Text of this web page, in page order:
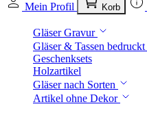
Mein Profil Korb
Gläser Gravur
Gläser & Tassen bedruckt
Geschenksets
Holzartikel
Gläser nach Sorten
Artikel ohne Dekor